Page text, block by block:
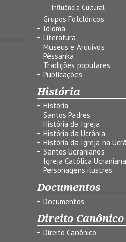
Influência Cultural
Grupos Folclóricos
Idioma
Literatura
Museus e Arquivos
Pêssanka
Tradições populares
Publicações
História
História
Santos Padres
História da Igreja
História da Ucrânia
História da Igreja na
Santos Ucranianos
Igreja Católica
Personagens ilustres
Documentos
Documentos
Direito Canônico
Direito Canônico